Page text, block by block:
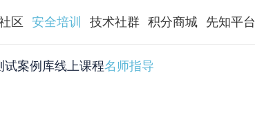
区 安全培训 技术社群 积分商城 先知平台
试案例库线上课程名师指导